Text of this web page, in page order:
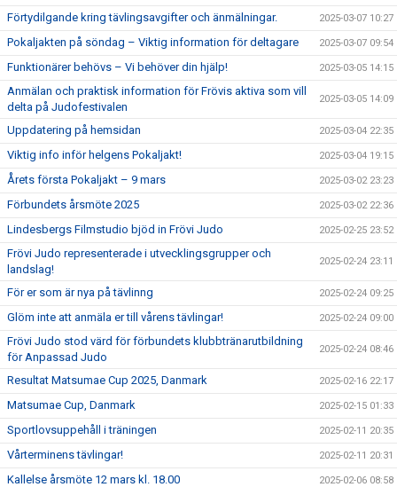
Förtydilgande kring tävlingsavgifter och änmälningar. 2025-03-07 10:27
Pokaljakten på söndag – Viktig information för deltagare 2025-03-07 09:54
Funktionärer behövs – Vi behöver din hjälp! 2025-03-05 14:15
Anmälan och praktisk information för Frövis aktiva som vill
delta på Judofestivalen
2025-03-05 14:09
Uppdatering på hemsidan 2025-03-04 22:35
Viktig info inför helgens Pokaljakt! 2025-03-04 19:15
Årets första Pokaljakt – 9 mars 2025-03-02 23:23
Förbundets årsmöte 2025 2025-03-02 22:36
Lindesbergs Filmstudio bjöd in Frövi Judo 2025-02-25 23:52
Frövi Judo representerade i utvecklingsgrupper och
landslag!
2025-02-24 23:11
För er som är nya på tävlinng 2025-02-24 09:25
Glöm inte att anmäla er till vårens tävlingar! 2025-02-24 09:00
Frövi Judo stod värd för förbundets klubbtränarutbildning
för Anpassad Judo
2025-02-24 08:46
Resultat Matsumae Cup 2025, Danmark 2025-02-16 22:17
Matsumae Cup, Danmark 2025-02-15 01:33
Sportlovsuppehåll i träningen 2025-02-11 20:35
Vårterminens tävlingar! 2025-02-11 20:31
Kallelse årsmöte 12 mars kl. 18.00 2025-02-06 08:58